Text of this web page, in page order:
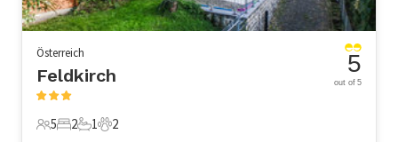
Österreich
Feldkirch
5 Gäste
5
2 Schlafzimmer
2
1 Badezimmer
1
2 Haustiere
2
5
out of 5